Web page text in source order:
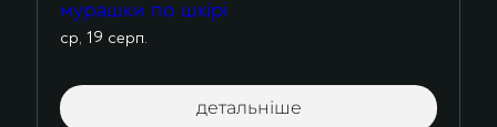
мурашки по шкірі
ср, 19 серп.
детальніше